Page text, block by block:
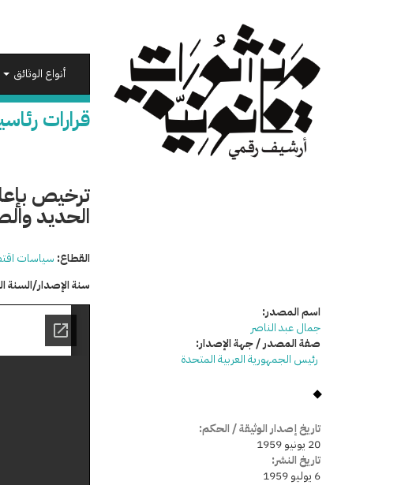
أنواع الوثائق
قرارات
ترخيص
الحديد
القطاع: سياسات
سنة الإصدار/السنة
اسم المصدر:
جمال عبد الناصر
صفة المصدر / جهة الإصدار:
رئيس الجمهورية العربية المتحدة
تاريخ إصدار الوثيقة / الحكم:
20 يونيو 1959
تاريخ النشر:
6 يوليو 1959